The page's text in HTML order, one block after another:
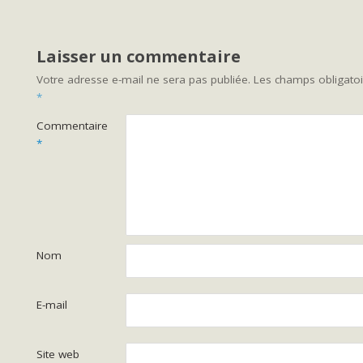
Laisser un commentaire
Votre adresse e-mail ne sera pas publiée. Les champs
*
Commentaire
*
Nom
E-mail
Site web